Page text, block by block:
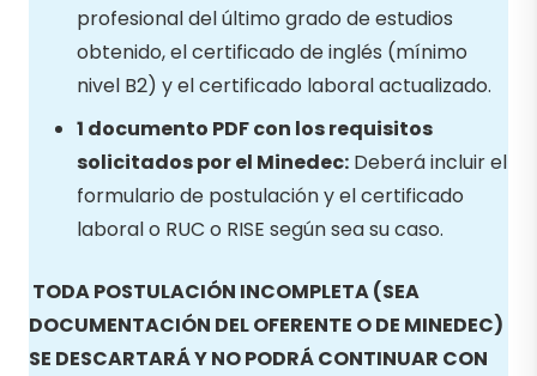
profesional del último grado de estudios
obtenido, el certificado de inglés (mínimo
nivel B2) y el certificado laboral actualizado.
1 documento PDF con los requisitos
solicitados por el Minedec: Deberá incluir el
formulario de postulación y el certificado
laboral o RUC o RISE según sea su caso.
TODA POSTULACIÓN INCOMPLETA (SEA
DOCUMENTACIÓN DEL OFERENTE O DE MINEDEC)
SE DESCARTARÁ Y NO PODRÁ CONTINUAR CON